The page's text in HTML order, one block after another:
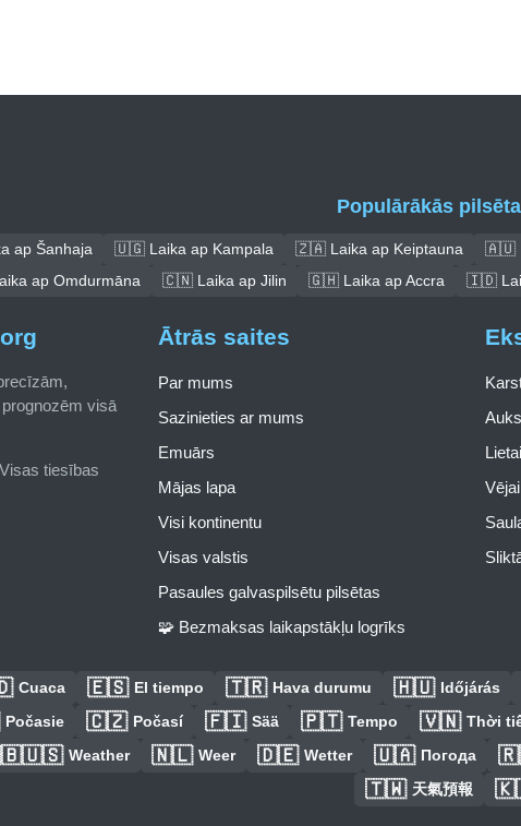
Populārākās
ap Šanhaja 🇺🇬 Laika ap Kampala 🇿🇦 Laika ap Keiptauna 🇦🇺
ap Omdurmāna
🇨🇳 Laika ap Jilin 🇬🇭 Laika ap Accra 🇮🇩
visā
tiesības
Ātrās saites
Par mums
Sazinieties ar mums
Emuārs
Mājas lapa
Visi kontinentu
Visas valstis
Pasaules galvaspilsētu pilsētas
🧩 Bezmaksas laikapstākļu logrīks
Cuaca 🇪🇸 El tiempo 🇹🇷 Hava durumu 🇭🇺 Időjárás
Počasie 🇨🇿 Počasí 🇫🇮 Sää 🇵🇹 Tempo 🇻🇳 Thời
Weather 🇳🇱 Weer 🇩🇪 Wetter 🇺🇦 Погода
🇹🇼 天氣預報